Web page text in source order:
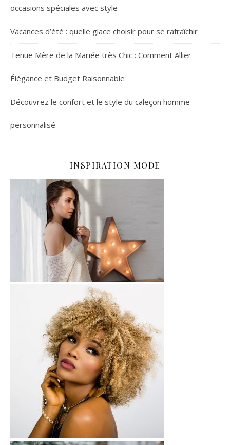
occasions spéciales avec style
Vacances d’été : quelle glace choisir pour se rafraîchir
Tenue Mère de la Mariée très Chic : Comment Allier
Élégance et Budget Raisonnable
Découvrez le confort et le style du caleçon homme
personnalisé
INSPIRATION MODE